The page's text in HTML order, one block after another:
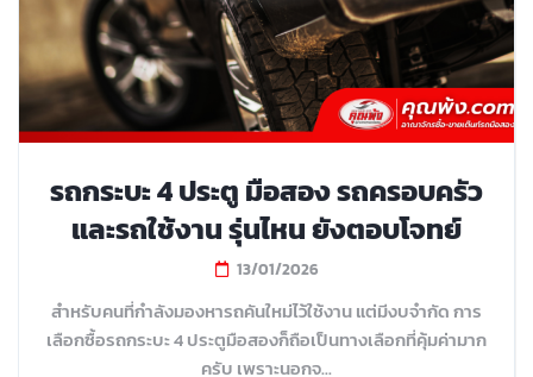
รถกระบะ 4 ประตู มือสอง รถครอบครัว
และรถใช้งาน รุ่นไหน ยังตอบโจทย์
13/01/2026
สำหรับคนที่กำลังมองหารถคันใหม่ไว้ใช้งาน แต่มีงบจำกัด การ
เลือกซื้อรถกระบะ 4 ประตูมือสองก็ถือเป็นทางเลือกที่คุ้มค่ามาก
ครับ เพราะนอกจ...